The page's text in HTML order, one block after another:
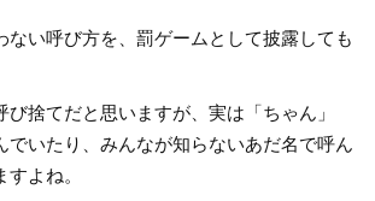
ない呼び方を、罰ゲームとして披露しても
び捨てだと思いますが、実は「ちゃん」
でいたり、みんなが知らないあだ名で呼ん
よね。